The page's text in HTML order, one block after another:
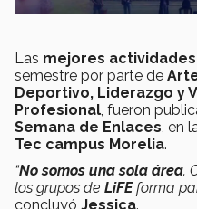
Las mejores actividades
semestre por parte de
Deportivo, Liderazgo y
Profesional, fueron
Semana de Enlaces, en
Tec campus Morelia.
“No somos una sola área.
los grupos de LiFEforma
concluyó Jessica.